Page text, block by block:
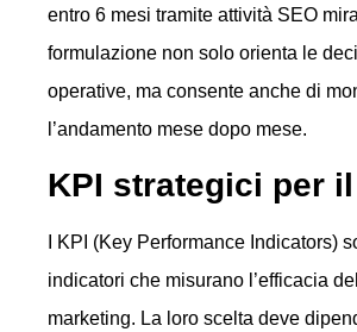
entro 6 mesi tramite attività SEO
formulazione non solo orienta le
operative, ma consente anche di
l’andamento mese dopo mese.
KPI strategici per
I KPI (Key Performance Indicators)
indicatori che misurano l’efficacia
marketing. La loro scelta deve